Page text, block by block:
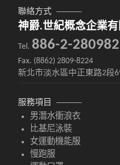
聯絡方式
神爵.世紀概念企業
Tel. 886-2-
Fax. (8862) 2809-8224
新北市淡水區中正東路2段
服務項目
男潛水衝浪衣
比基尼泳裝
女運動機能服
慢跑服